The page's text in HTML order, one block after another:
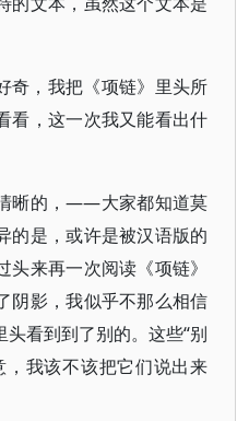
奇，我把《项链》里头所
看，这一次我又能看出什
晰的，——大家都知道莫
的是，或许是被汉语版的
头来再一次阅读《项链》
阴影，我似乎不那么相信
看到到了别的。这些“别
，我该不该把它们说出来